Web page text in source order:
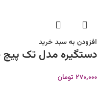
افزودن به سبد خرید
دستگیره مدل تک پیچ
۲۷۰,۰۰۰ تومان